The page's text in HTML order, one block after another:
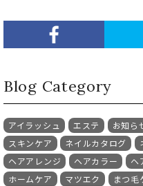
Blog Category
アイラッシュ エステ お知ら
スキンケア
ネイルカタログ
ヘアアレンジ
ヘアカラー ヘ
ホームケア
マツエク まつ毛